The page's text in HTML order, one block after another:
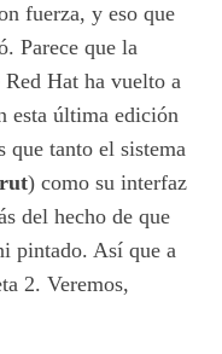
fuerza, y eso que
Parece que la
Hat ha vuelto a
esta última edición
que tanto el sistema
) como su interfaz
del hecho de que
pintado. Así que a
2. Veremos,